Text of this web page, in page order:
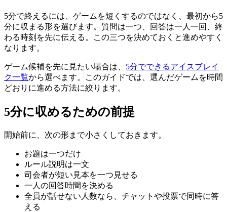
5分で終えるには、ゲームを短くするのではなく、最初から5
分に収まる形を選びます。質問は一つ、回答は一人一回、終
わる時刻を先に伝える。この三つを決めておくと進めやすく
なります。
ゲーム候補を先に見たい場合は、 5分でできるアイスブレイ
ク一覧から選べます。このガイドでは、選んだゲームを時間
どおりに進める方法に絞ります。
5分に収めるための前提
開始前に、次の形まで小さくしておきます。
お題は一つだけ
ルール説明は一文
司会者が短い見本を一つ見せる
一人の回答時間を決める
全員が話せない人数なら、チャットや投票で同時に答
える